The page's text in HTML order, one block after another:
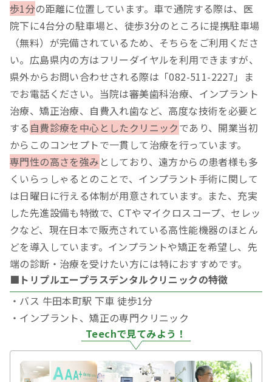
歩1分の距離に位置しています。車で通院する際は、医
院下に4台分の駐車場と、徒歩3分のところに提携駐車場
（無料）が完備されているため、そちらをご利用くださ
い。広島県内の方はフリーダイヤルを利用できますが、
県外からお問い合わせされる際は「082-511-2227」ま
でお電話ください。当院は審美歯科治療、インプラント
治療、矯正治療、自費入れ歯など、高度な技術を必要と
する 自費診療を中心としたクリニックであり、開業当初
からこのコンセプトで一貫して治療を行っています。
専門性の高さを強み としており、遠方からの患者様も多
くいらっしゃるとのことで、インプラント手術に関して
は日曜日に行える体制が用意されています。また、充実
した先進設備も特徴で、CTやマイクロスコープ、セレッ
クなど、現在日本で販売されている高性能機器のほとん
どを導入しています。インプラントや矯正を希望し、先
端の診断・治療を受けたい方には特におすすめです。
■トリプルエープラスデンタルクリニックの特徴
・バス 牛田本町駅 下車 徒歩1分
・インプラント、矯正の専門クリニック
Teechで見てみよう！